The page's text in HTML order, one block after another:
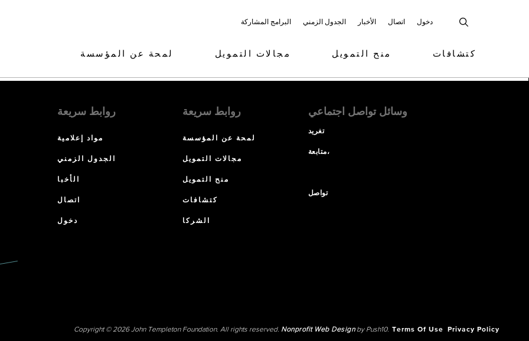
البرامج المشاركة الجدول الزمني الأخبار اتصال دخول
لمحة عن المؤسسة مجالات التمويل منح التمويل كتشافات
روابط سريعة
مواد إعلامية
الجدول الزمني
الأخبا
اتصال
دخول
روابط سريعة
لمحة عن المؤسسة
مجالات التمويل
منح التمويل
كتشافات
الشركا
وسائل تواصل اجتماعي
تغريد
متابعة،
تواصل
Copyright © 2026 John Templeton Foundation. All rights reserved. Nonprofit Web Designby Push10. Terms Of Use Privacy Policy